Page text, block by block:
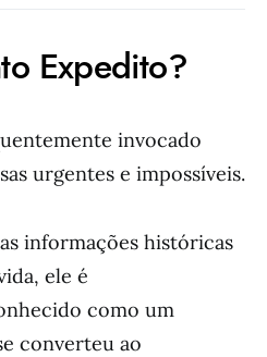
Expedito?
invocado
urgentes e impossíveis.
informações históricas
ele é
como um
converteu ao